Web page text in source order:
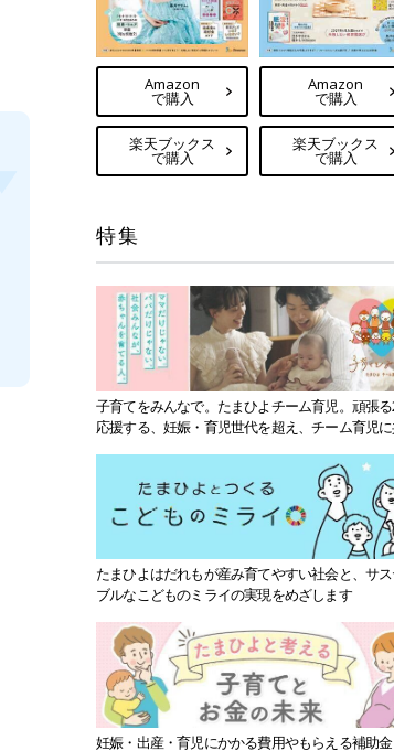
Amazon
で購入
楽天ブックス
で購入
Amazon
で購入
楽天ブックス
で購入
特集
子育てをみんなで。たまひよチーム育児。頑張
応援する、妊娠・育児世代を超え、チーム育児
たまひよはだれもが産み育てやすい社会と、サ
ブルなこどものミライの実現をめざします
妊娠・出産・育児にかかる費用やもらえる補助